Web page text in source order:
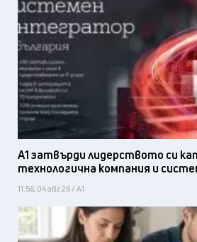
А1 затвърди лидерството си
технологична компания и
11:56, 04 авг 26 / А1